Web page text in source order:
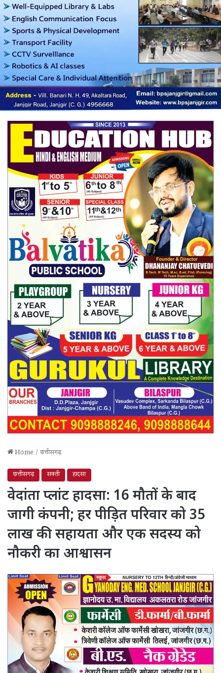
Home / छत्तीसगढ़
छत्तीसगढ़ सक्ती हादसा
वेदांता प्लांट हादसा: 16 मौतों के बाद
जागी कंपनी; हर पीड़ित परिवार को 35
लाख की सहायता और एक सदस्य को
नौकरी का आश्वासन